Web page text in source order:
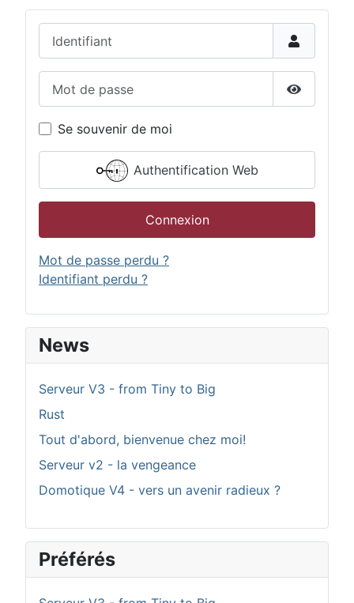
Afficher
Se souvenir de moi
Authentification Web
Connexion
Mot de passe perdu ?
Identifiant perdu ?
News
Serveur V3 - from Tiny to Big
Rust
Tout d'abord, bienvenue chez moi!
Serveur v2 - la vengeance
Domotique V4 - vers un avenir radieux ?
Préférés